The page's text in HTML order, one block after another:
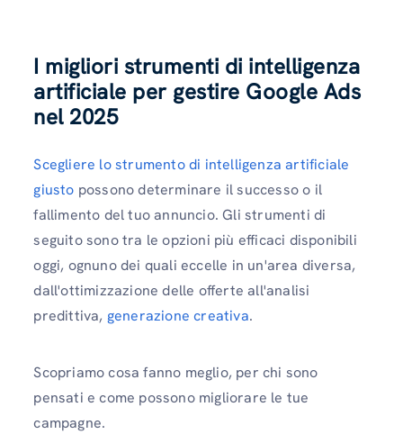
I migliori strumenti di intelligenza
artificiale per gestire Google Ads
nel 2025
Scegliere lo strumento di intelligenza artificiale
giusto possono determinare il successo o il
fallimento del tuo annuncio. Gli strumenti di
seguito sono tra le opzioni più efficaci disponibili
oggi, ognuno dei quali eccelle in un'area diversa,
dall'ottimizzazione delle offerte all'analisi
predittiva, generazione creativa.
Scopriamo cosa fanno meglio, per chi sono
pensati e come possono migliorare le tue
campagne.